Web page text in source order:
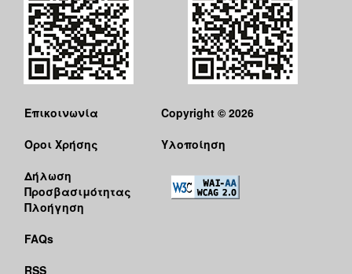
Επικοινωνία
Όροι Χρήσης
Δήλωση
Προσβασιμότητας
Πλοήγηση
FAQs
RSS
Copyright © 2026
Υλοποίηση